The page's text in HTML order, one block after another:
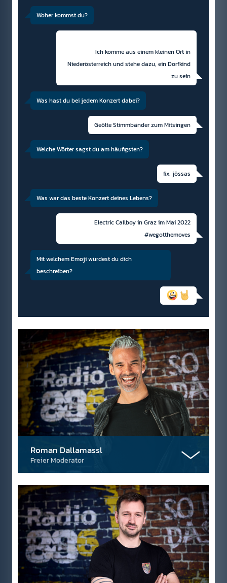
Woher kommst du?
Ich komme aus einem kleinen Ort in
Niederösterreich und stehe dazu, ein Dorfkind
zu sein
Was hast du bei jedem Konzert dabei?
Geölte Stimmbänder zum Mitsingen
Welche Wörter sagst du am häufigsten?
fix, jössas
Was war das beste Konzert deines Lebens?
Electric Callboy in Graz im Mai 2022
#wegotthemoves
Mit welchem Emoji würdest du dich
beschreiben?
Roman Dallamassl
Freier Moderator